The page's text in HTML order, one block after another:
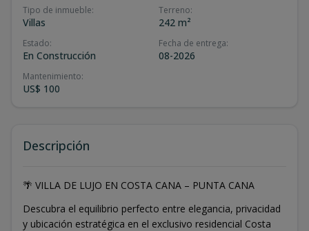
Tipo de inmueble:
Villas
Terreno:
242 m²
Estado:
En Construcción
Fecha de entrega:
08-2026
Mantenimiento:
US$ 100
Descripción
🌴 VILLA DE LUJO EN COSTA CANA – PUNTA CANA
Descubra el equilibrio perfecto entre elegancia, privacidad
y ubicación estratégica en el exclusivo residencial Costa